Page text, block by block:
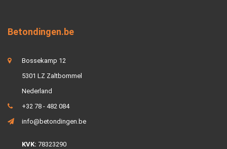
Betondingen.be
Bossekamp 12
5301 LZ Zaltbommel
Nederland
+32 78 - 482 084
info@betondingen.be
KVK: 78323290